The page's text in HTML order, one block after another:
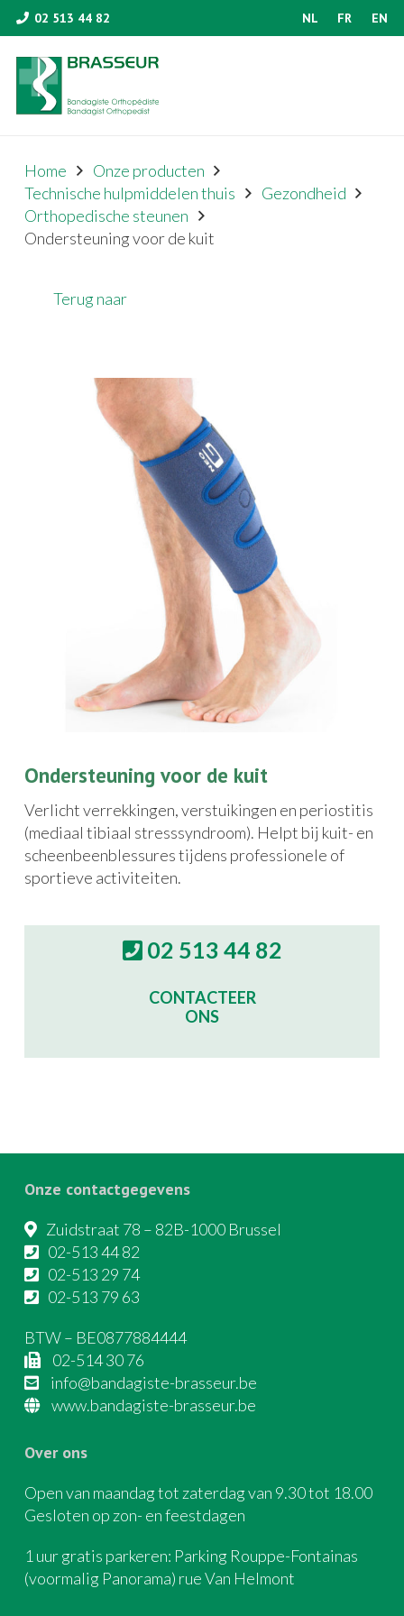
02 513 44 82 NL FR EN
Home
Onze producten
Technische hulpmiddelen thuis
Gezondheid
Orthopedische steunen
Ondersteuning voor de kuit
Terug naar
Ondersteuning voor de kuit
Verlicht verrekkingen, verstuikingen en periostitis
(mediaal tibiaal stresssyndroom). Helpt bij kuit- en
scheenbeenblessures tijdens professionele of
sportieve activiteiten.
02 513 44 82
CONTACTEER
ONS
Onze contactgegevens
Zuidstraat 78 – 82B-1000 Brussel
02-513 44 82
02-513 29 74
02-513 79 63
BTW – BE0877884444
02-514 30 76
info@bandagiste-brasseur.be
www.bandagiste-brasseur.be
Over ons
Open van maandag tot zaterdag van 9.30 tot 18.00
Gesloten op zon- en feestdagen
1 uur gratis parkeren: Parking Rouppe-Fontainas
(voormalig Panorama) rue Van Helmont